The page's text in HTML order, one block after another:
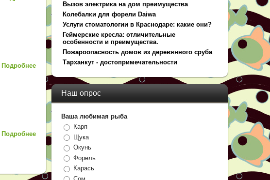
Подробнее
Подробнее
Вызов электрика на дом преимущества
Колебалки для форели Daiwa
Услуги стоматологии в Краснодаре: какие они?
Геймерские кресла: отличительные
особенности и преимущества.
Пожароопасность домов из деревянного сруба
Тарханкут - достопримечательности
Наш опрос
Ваша любимая рыба
Карп
Щука
Окунь
Форель
Карась